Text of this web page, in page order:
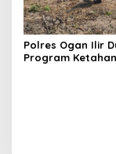
Polres Ogan Ilir
Program